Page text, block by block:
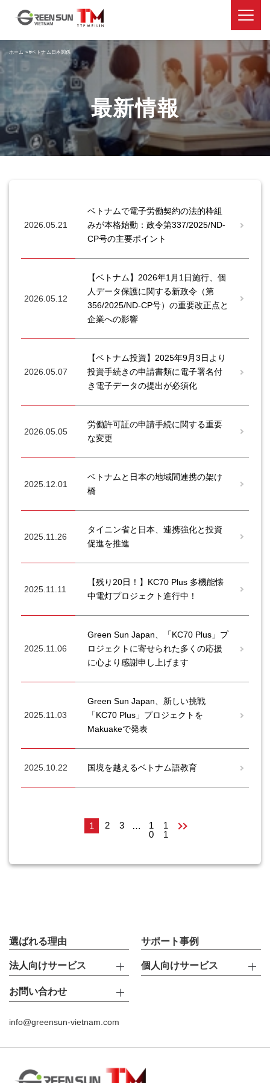
最新情報
ホーム »#ベトナム日本関係
2026.05.21
ベトナムで電子労働契約の法的枠組
みが本格始動：政令第337/2025/ND-
CP号の主要ポイント
2026.05.12
【ベトナム】2026年1月1日施行、個
人データ保護に関する新政令（第
356/2025/ND-CP号）の重要改正点と
企業への影響
2026.05.07
【ベトナム投資】2025年9月3日より
投資手続きの申請書類に電子署名付
き電子データの提出が必須化
2026.05.05
労働許可証の申請手続に関する重要
な変更
2025.12.01
ベトナムと日本の地域間連携の架け
橋
2025.11.26
タイニン省と日本、連携強化と投資
促進を推進
2025.11.11
【残り20日！】KC70 Plus 多機能懐
中電灯プロジェクト進行中！
2025.11.06
Green Sun Japan、「KC70 Plus」プ
ロジェクトに寄せられた多くの応援
に心より感謝申し上げます
2025.11.03
Green Sun Japan、新しい挑戦
「KC70 Plus」プロジェクトを
Makuakeで発表
2025.10.22 国境を越えるベトナム語教育
1 2 3 …
1
0
1
1
選ばれる理由 サポート事例
法人向けサービス 個人向けサービス
お問い合わせ
info@greensun-vietnam.com